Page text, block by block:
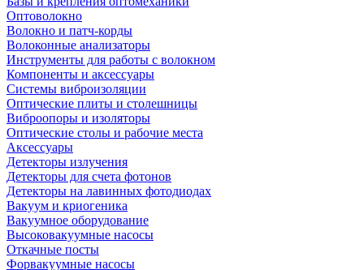
Оптоволокно
Волокно и патч-корды
Волоконные анализаторы
Инструменты для работы с волокном
Компоненты и аксессуары
Системы виброизоляции
Оптические плиты и столешницы
Виброопоры и изоляторы
Оптические столы и рабочие места
Аксессуары
Детекторы излучения
Детекторы для счета фотонов
Детекторы на лавинных фотодиодах
Вакуум и криогеника
Вакуумное оборудование
Высоковакуумные насосы
Откачные посты
Форвакуумные насосы